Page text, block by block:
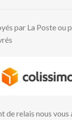
par La Poste ou
de relais nous